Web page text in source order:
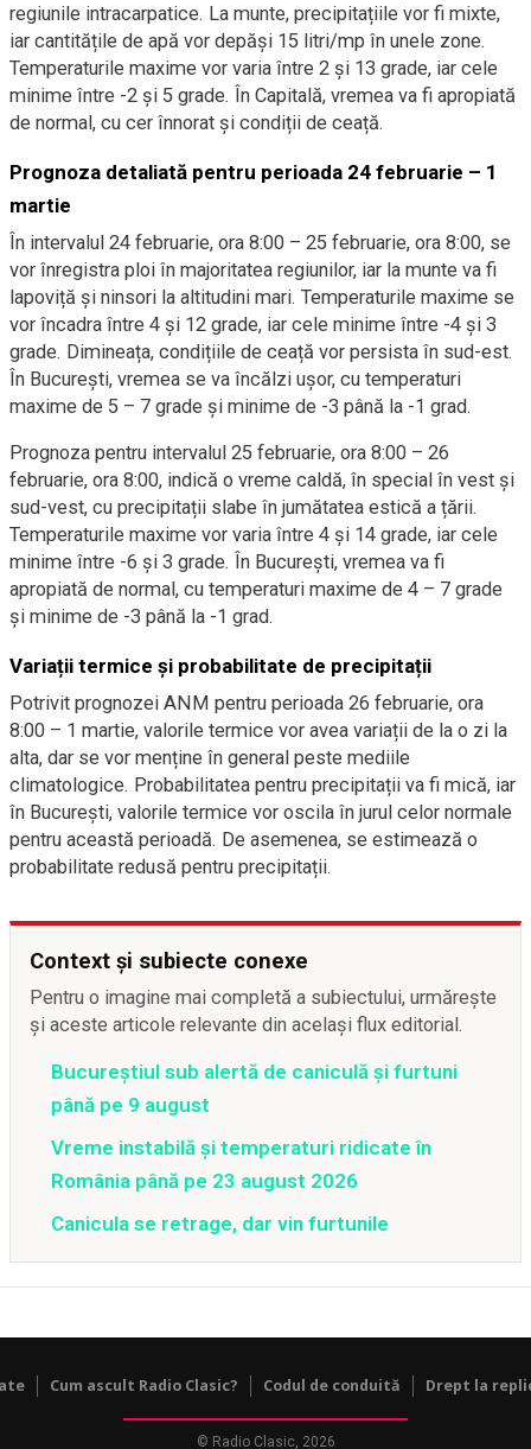
regiunile intracarpatice. La munte, precipitațiile vor fi mixte,
iar cantitățile de apă vor depăși 15 litri/mp în unele zone.
Temperaturile maxime vor varia între 2 și 13 grade, iar cele
minime între -2 și 5 grade. În Capitală, vremea va fi apropiată
de normal, cu cer înnorat și condiții de ceață.
Prognoza detaliată pentru perioada 24 februarie – 1
martie
În intervalul 24 februarie, ora 8:00 – 25 februarie, ora 8:00, se
vor înregistra ploi în majoritatea regiunilor, iar la munte va fi
lapoviță și ninsori la altitudini mari. Temperaturile maxime se
vor încadra între 4 și 12 grade, iar cele minime între -4 și 3
grade. Dimineața, condițiile de ceață vor persista în sud-est.
În București, vremea se va încălzi ușor, cu temperaturi
maxime de 5 – 7 grade și minime de -3 până la -1 grad.
Prognoza pentru intervalul 25 februarie, ora 8:00 – 26
februarie, ora 8:00, indică o vreme caldă, în special în vest și
sud-vest, cu precipitații slabe în jumătatea estică a țării.
Temperaturile maxime vor varia între 4 și 14 grade, iar cele
minime între -6 și 3 grade. În București, vremea va fi
apropiată de normal, cu temperaturi maxime de 4 – 7 grade
și minime de -3 până la -1 grad.
Variații termice și probabilitate de precipitații
Potrivit prognozei ANM pentru perioada 26 februarie, ora
8:00 – 1 martie, valorile termice vor avea variații de la o zi la
alta, dar se vor menține în general peste mediile
climatologice. Probabilitatea pentru precipitații va fi mică, iar
în București, valorile termice vor oscila în jurul celor normale
pentru această perioadă. De asemenea, se estimează o
probabilitate redusă pentru precipitații.
Context și subiecte conexe
Pentru o imagine mai completă a subiectului, urmărește
și aceste articole relevante din același flux editorial.
Bucureștiul sub alertă de caniculă și furtuni
până pe 9 august
Vreme instabilă și temperaturi ridicate în
România până pe 23 august 2026
Canicula se retrage, dar vin furtunile
Cum ascult Radio Clasic? Codul de conduită Drept la
© Radio Clasic, 2026